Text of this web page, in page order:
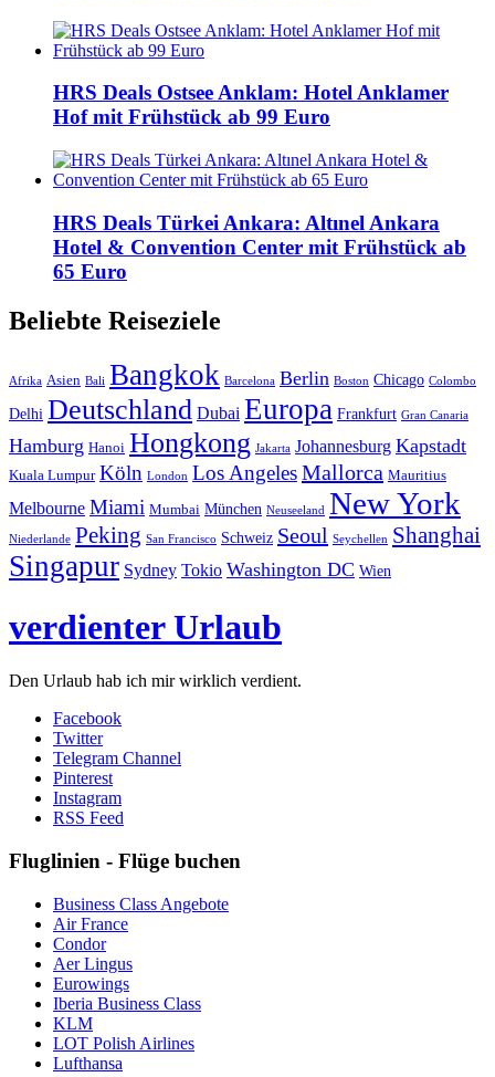
HRS Deals Ostsee Anklam: Hotel Anklamer
Hof mit Frühstück ab 99 Euro
HRS Deals Türkei Ankara: Altınel Ankara
Hotel & Convention Center mit Frühstück ab
65 Euro
Beliebte Reiseziele
Afrika Asien Bali Bangkok Barcelona Berlin Boston Chicago Colombo
Delhi Deutschland Dubai Europa Frankfurt Gran Canaria
Hamburg Hanoi Hongkong Jakarta Johannesburg Kapstadt
Kuala Lumpur Köln London Los AngelesMallorca Mauritius
Melbourne Miami Mumbai München Neuseeland New York
Niederlande Peking San Francisco Schweiz Seoul Seychellen Shanghai
Singapur Sydney Tokio Washington DC Wien
verdienter Urlaub
Den Urlaub hab ich mir wirklich verdient.
Facebook
Twitter
Telegram Channel
Pinterest
Instagram
RSS Feed
Fluglinien - Flüge buchen
Business Class Angebote
Air France
Condor
Aer Lingus
Eurowings
Iberia Business Class
KLM
LOT Polish Airlines
Lufthansa